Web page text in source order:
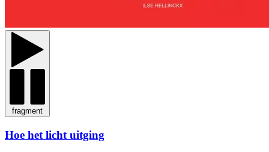
fragment
Hoe het licht uitging